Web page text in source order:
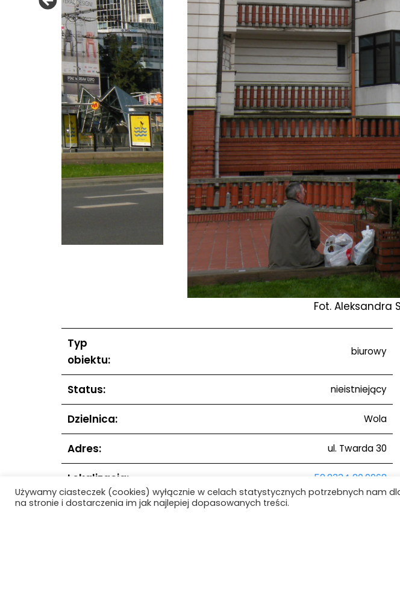
Fot. Aleksandra
Typ
obiektu:
biurowy
Status: nieistniejący
Dzielnica: Wola
Adres: ul. Twarda 30
Lokalizacja: 52.2334 20.9968
Data
Używamy ciasteczek (cookies) wyłącznie w celach statystycznych potrzebnych nam
na stronie i dostarczenia im jak najlepiej dopasowanych treści.